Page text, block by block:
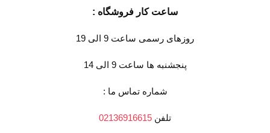
ساعت کار فروشگاه :
روزهای رسمی ساعت 9 الی 19
پنجشنبه ها ساعت 9 الی 14
شماره تماس ما :
تلفن 02136916615